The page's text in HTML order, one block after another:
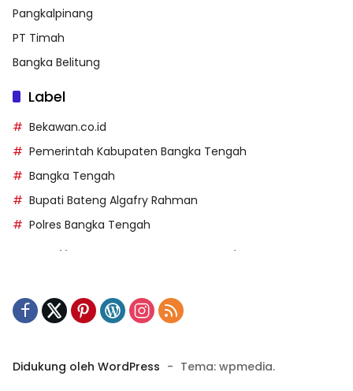
Pangkalpinang
PT Timah
Bangka Belitung
Label
Bekawan.co.id
Pemerintah Kabupaten Bangka Tengah
Bangka Tengah
Bupati Bateng Algafry Rahman
Polres Bangka Tengah
https://kecsitim.sitarokab.go.id/
https://ukpbj.natunakab.go.id/
Didukung oleh WordPress - Tema: wpmedia.